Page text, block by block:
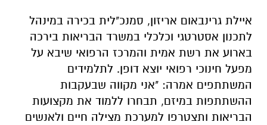
איילת גרינבאום אריזון, סמנכ"לית בכירה במינהל
לתכנון אסטרטגי וכלכלי במשרד הבריאות בירכה
בארוע את רשת אמית והמרכז הרפואי שיבא על
מפעל חינוכי רפואי יוצא דופן. לתלמידים
המשתתפים אמרה: "אני מקווה שבעקבות
ההשתתפות במיזם, תבחרו ללמוד את מקצועות
הבריאות ותצטרפו למערכת מצילה חיים ולאנשים